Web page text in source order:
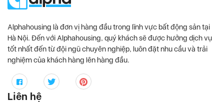
Alphahousing là đơn vị hàng đầu trong lĩnh vực bất động sản tại
Hà Nội. Đến với Alphahousing, quý khách sẽ được hưởng dịch vụ
tốt nhất đến từ đội ngũ chuyên nghiệp, luôn đặt nhu cầu và trải
nghiệm của khách hàng lên hàng đầu.
Liên hệ